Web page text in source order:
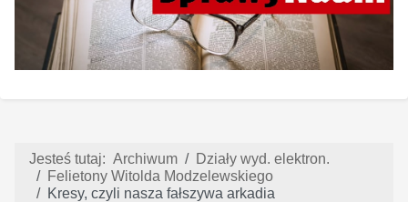
Jesteś tutaj: Archiwum
Działy wyd. elektron.
Felietony Witolda Modzelewskiego
Kresy, czyli nasza fałszywa arkadia